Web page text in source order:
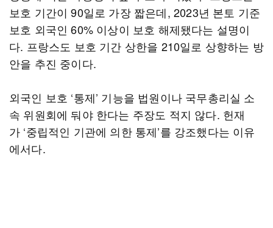
보호 기간이 90일로 가장 짧은데, 2023년 본토 기준
보호 외국인 60% 이상이 보호 해제됐다는 설명이
다. 프랑스도 보호 기간 상한을 210일로 상향하는 방
안을 추진 중이다.
외국인 보호 ‘통제’ 기능을 법원이나 국무총리실 소
속 위원회에 둬야 한다는 주장도 적지 않다. 헌재
가 ‘중립적인 기관에 의한 통제’를 강조했다는 이유
에서다.